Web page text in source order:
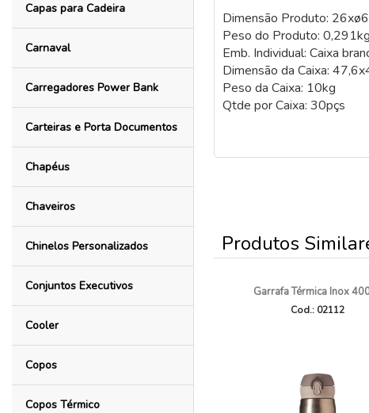
Capas para Cadeira
Carnaval
Carregadores Power Bank
Carteiras e Porta Documentos
Chapéus
Chaveiros
Chinelos Personalizados
Conjuntos Executivos
Cooler
Copos
Copos Térmico
Dimensão Produto:
Peso do Produto: 0,291kg
Emb. Individual: Caixa
Dimensão da Caixa:
Peso da Caixa: 10kg
Qtde por Caixa: 30pçs
Produtos
Garrafa Térmica Inox
Cod.: 02112